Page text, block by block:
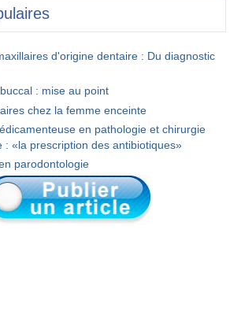
d'origine dentaire : Du diagnostic
: mise au point
chez la femme enceinte
en pathologie et chirurgie
: «la prescription des antibiotiques»
parodontologie